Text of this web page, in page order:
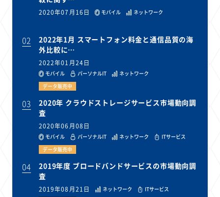
2020年07月16日 モバイル ネットワーク
02
2022年1月 スマートフォン料金と通信品質の海
外比較に…
2022年01月24日
モバイル パーソナルIT
ネットワーク
データ販売中
03
2020年 クラウドストレージサービス市場動向調
査
2020年06月08日
モバイル パーソナルIT ネットワーク
ITサービス
データ販売中
04
2019年度 ブロードバンドサービスの市場動向調
査
2019年08月21日 ネットワーク
ITサービス